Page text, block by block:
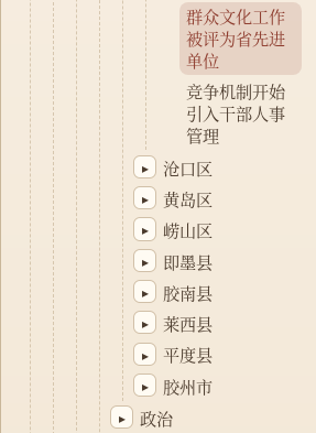
群众文化工作
被评为省先进
单位
竞争机制开始
引入干部人事
管理
▸ 沧口区
▸ 黄岛区
▸ 崂山区
▸ 即墨县
▸ 胶南县
▸ 莱西县
▸ 平度县
▸ 胶州市
▸ 政治